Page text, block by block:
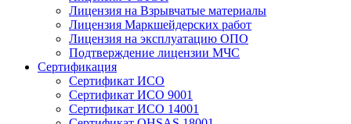
Лицензия на Взрывчатые материалы
Лицензия Маркшейдерских работ
Лицензия на эксплуатацию ОПО
Подтверждение лицензии МЧС
Сертификация
Сертификат ИСО
Сертификат ИСО 9001
Сертификат ИСО 14001